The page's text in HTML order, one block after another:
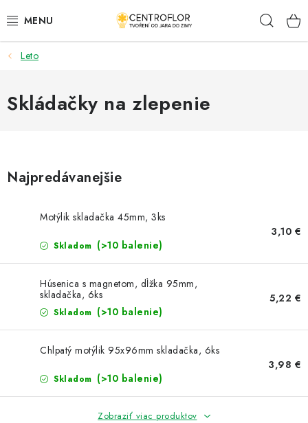
na
SEZÓNNÁ TVORBA
DŘEVENÉ VÝROBKY
NOVINKY
TIPY NA TVORENIE
Dopravné Kontaktujte nás
O nás - kto sme?
Leto
Skládačky na zlepenie
Najpredávanejšie
Motýlik skladačka 45mm, 3ks
Skladom (>10 balenie)
3,10 €
Húsenica s magnetom, dĺžka 95mm,
skladačka, 6ks
Skladom (>10 balenie)
5,22 €
Chlpatý motýlik 95x96mm skladačka, 6ks
Skladom (>10 balenie)
3,98 €
Zobraziť viac produktov